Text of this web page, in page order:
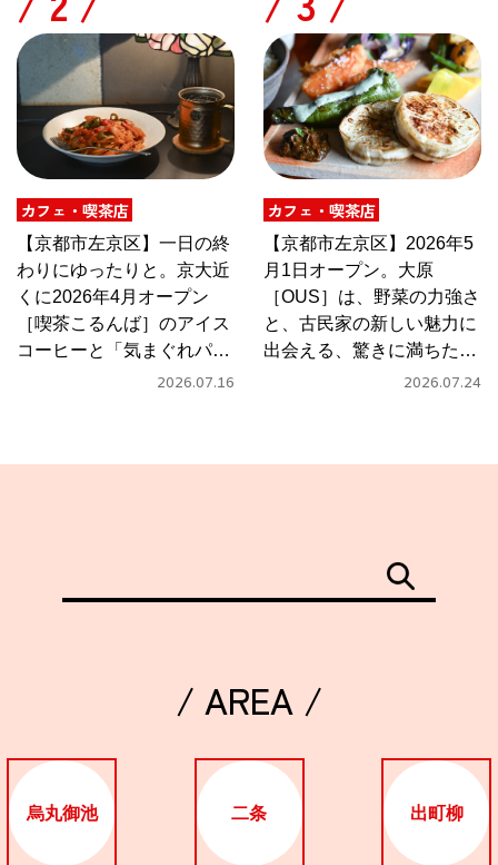
カフェ・喫茶店
【京都市左京区】一日の終
わりにゆったりと。京大近
くに2026年4月オープン
［喫茶こるんば］のアイス
コーヒーと「気まぐれパス
2026.07.16
カフェ・喫茶店
【京都市左京区】2026年5
月1日オープン。大原
［OUS］は、野菜の力強さ
と、古民家の新しい魅力に
出会える、驚きに満ちたカ
2026.07.24
/ AREA /
烏丸御池 二条 出町柳